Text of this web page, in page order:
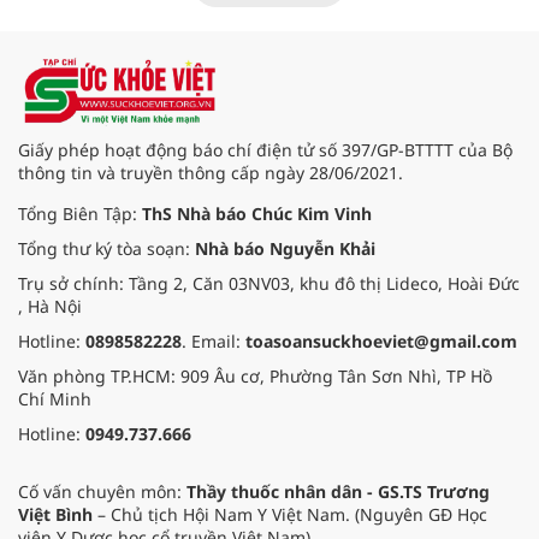
Giấy phép hoạt động báo chí điện tử số 397/GP-BTTTT của Bộ
thông tin và truyền thông cấp ngày 28/06/2021.
Tổng Biên Tập: ThS Nhà báo Chúc Kim Vinh
Tổng thư ký tòa soạn: Nhà báo Nguyễn Khải
Trụ sở chính: Tầng 2, Căn 03NV03, khu đô thị Lideco, Hoài Đức
, Hà Nội
Hotline: 0898582228. Email: toasoansuckhoeviet@gmail.com
Văn phòng TP.HCM: 909 Âu cơ, Phường Tân Sơn Nhì, TP Hồ
Chí Minh
Hotline: 0949.737.666
Cố vấn chuyên môn: Thầy thuốc nhân dân - GS.TS Trương
Việt Bình – Chủ tịch Hội Nam Y Việt Nam. (Nguyên GĐ Học